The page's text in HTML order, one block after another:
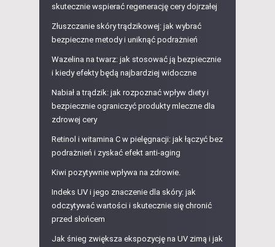
skutecznie wspierać regenerację cery dojrzałej
Złuszczanie skóry trądzikowej: jak wybrać
bezpieczne metody i uniknąć podrażnień
Wazelina na twarz: jak stosować ją bezpiecznie
i kiedy efekty będą najbardziej widoczne
Nabiał a trądzik: jak rozpoznać wpływ diety i
bezpiecznie ograniczyć produkty mleczne dla
zdrowej cery
Retinol i witamina C w pielęgnacji: jak łączyć bez
podrażnień i zyskać efekt anti-aging
Kiwi pozytywnie wpływa na zdrowie.
Indeks UV i jego znaczenie dla skóry: jak
odczytywać wartości i skutecznie się chronić
przed słońcem
Jak śnieg zwiększa ekspozycję na UV zimą i jak